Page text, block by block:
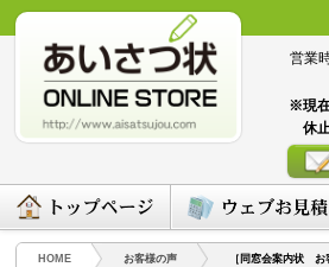
営業
※現
休
HOME お客様の声 ［同窓会案内状 お